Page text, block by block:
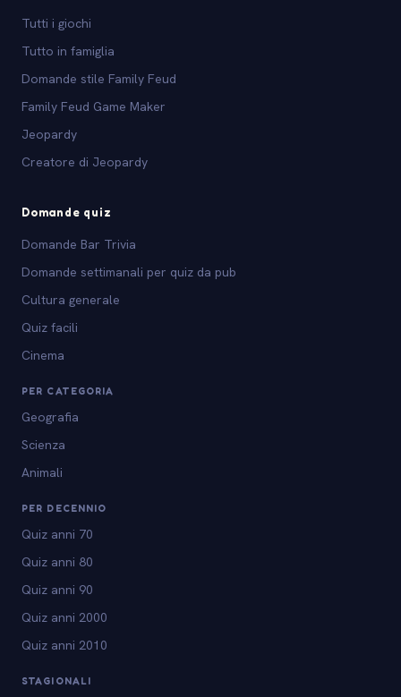
Tutti i giochi
Tutto in famiglia
Domande stile Family Feud
Family Feud Game Maker
Jeopardy
Creatore di Jeopardy
Domande quiz
Domande Bar Trivia
Domande settimanali per quiz da pub
Cultura generale
Quiz facili
Cinema
PER CATEGORIA
Geografia
Scienza
Animali
PER DECENNIO
Quiz anni 70
Quiz anni 80
Quiz anni 90
Quiz anni 2000
Quiz anni 2010
STAGIONALI